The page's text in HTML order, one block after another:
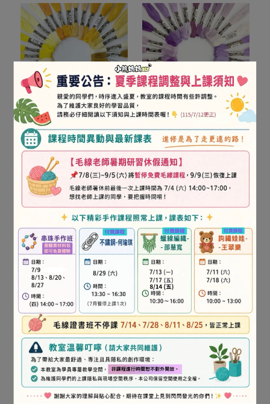
OLYMPUS繡線501-565
NT$22
加入購物車
OLYMPUS繡線600-676
加入購物車
OLYMPUS繡線700-796
NT$22
加入購物車
OLYMPUS繡線800-900
NT$22
加入購物車